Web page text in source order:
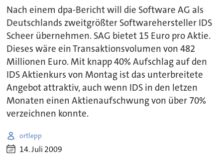
Nach einem dpa-Bericht will die Software AG als
Deutschlands zweitgrößter Softwarehersteller IDS
Scheer übernehmen. SAG bietet 15 Euro pro Aktie.
Dieses wäre ein Transaktionsvolumen von 482
Millionen Euro. Mit knapp 40% Aufschlag auf den
IDS Aktienkurs von Montag ist das unterbreitete
Angebot attraktiv, auch wenn IDS in den letzen
Monaten einen Aktienaufschwung von über 70%
verzeichnen konnte.
ortlepp
14. Juli 2009